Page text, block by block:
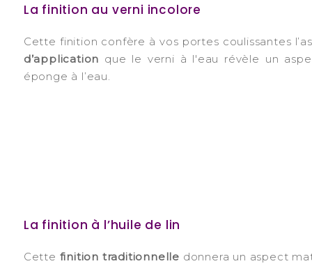
La finition au verni incolore
Cette finition confère à vos portes coulissantes
d’application que le verni à l'eau révèle un
éponge à l’eau.
La finition à l’huile de lin
Cette finition traditionnelle donnera un aspect